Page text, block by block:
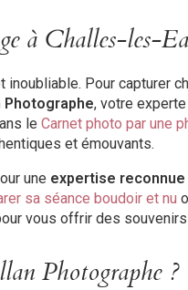
à Challes-les-
Pour capturer
Photographe, votre
le Carnet photo par une
et émouvants.
une expertise reconnue
sa séance boudoir et nu
vous offrir des
Photographe ?